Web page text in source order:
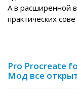
А в расширенной
практических
Pro Procreate
Мод все